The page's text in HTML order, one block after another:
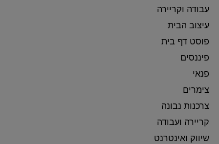
עבודה וקריירה
עיצוב הבית
פוסט דף בית
פיננסים
פנאי
צימרים
צרכנות נבונה
קריירה ועבודה
שיווק ואינטרנט